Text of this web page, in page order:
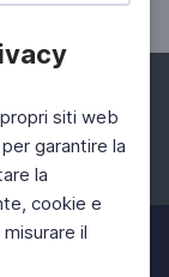
siti web
garantire la
la
cookie e
il
Twitter